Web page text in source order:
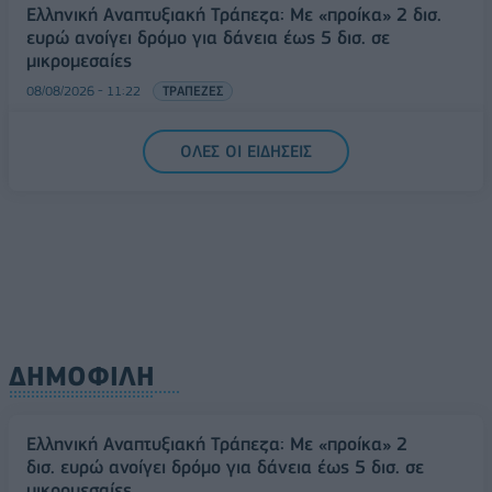
Ελληνική Αναπτυξιακή Τράπεζα: Με «προίκα» 2 δισ.
ευρώ ανοίγει δρόμο για δάνεια έως 5 δισ. σε
μικρομεσαίες
08/08/2026 - 11:22 ΤΡΑΠΕΖΕΣ
5G παντού, 6G στον ορίζοντα: Πού βρίσκεται η
Ελλάδα στη μεγάλη τεχνολογική μετάβαση
ΟΛΕΣ ΟΙ ΕΙΔΗΣΕΙΣ
ΔΗΜΟΦΙΛΗ
Ελληνική Αναπτυξιακή Τράπεζα: Με «προίκα» 2
δισ. ευρώ ανοίγει δρόμο για δάνεια έως 5 δισ. σε